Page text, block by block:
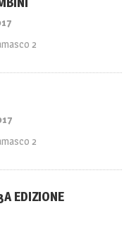
2
2
EDIZIONE